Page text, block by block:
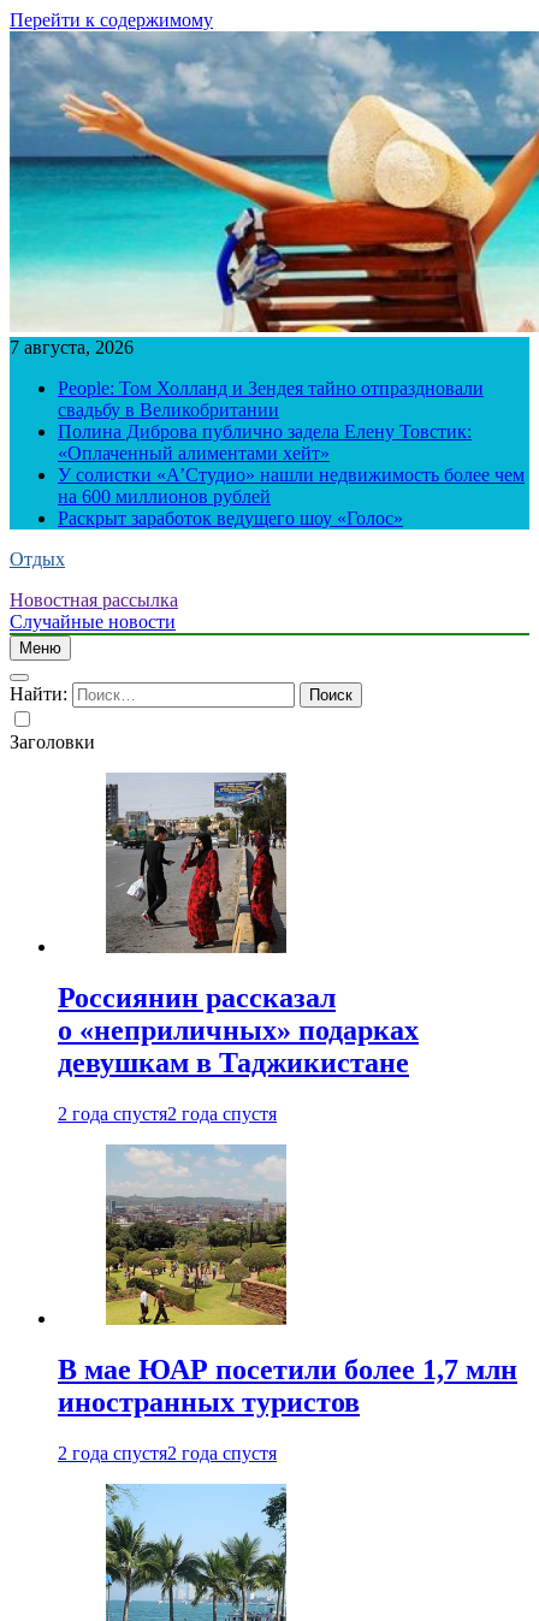
Перейти к содержимому
7 августа, 2026
People: Том Холланд и Зендея тайно отпраздновали
свадьбу в Великобритании
Полина Диброва публично задела Елену Товстик:
«Оплаченный алиментами хейт»
У солистки «А’Студио» нашли недвижимость более чем
на 600 миллионов рублей
Раскрыт заработок ведущего шоу «Голос»
Отдых
Новостная рассылка
Случайные новости
Меню
Найти:
Заголовки
Россиянин рассказал
о «неприличных» подарках
девушкам в Таджикистане
2 года спустя2 года спустя
В мае ЮАР посетили более 1,7 млн
иностранных туристов
2 года спустя2 года спустя